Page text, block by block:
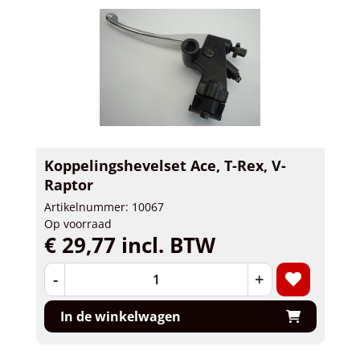
Koppelingshevelset Ace, T-Rex, V-
Raptor
Artikelnummer: 10067
Op voorraad
€ 29,77 incl. BTW
- +
In de winkelwagen